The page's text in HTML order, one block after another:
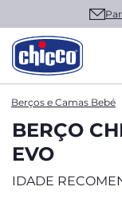
Berços e Camas Bebé
BERÇO
EVO
IDADE